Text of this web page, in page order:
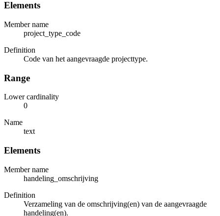
Elements
Member name
project_type_code
Definition
Code van het aangevraagde projecttype.
Range
Lower cardinality
0
Name
text
Elements
Member name
handeling_omschrijving
Definition
Verzameling van de omschrijving(en) van de aangevraagde
handeling(en).